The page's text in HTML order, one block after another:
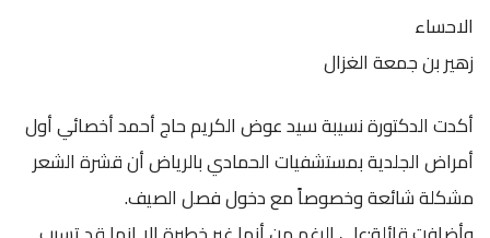
الاحساء
زهير بن جمعة الغزال
أكدت الدكتورة نسيبة سيد عوض الكريم حاج أحمد أخصائي أول
أمراض الجلدية بمستشفيات الحمادي بالرياض أن قشرة الشعر
مشكلة شائعة وخصوصاً مع دخول فصل الصيف.